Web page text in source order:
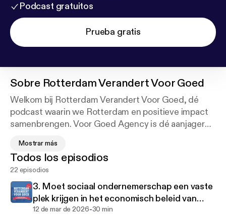
Podcast gratuitos
Prueba gratis
Sobre Rotterdam Verandert Voor Goed
Welkom bij Rotterdam Verandert Voor Goed, dé
podcast waarin we Rotterdam en positieve impact
samenbrengen. Voor Goed Agency is dé aanjager
dit jaar haar 5-jarig bestaan. Deze podcast is een
kadootje aan de stad, zodat iedereen kan bijdragen
aan een mooie en sociale stad waarin iedereen
volwaardig mee kan doen. In elke aflevering gaan
we in gesprek met inspirerende ondernemers,
experts en pioniers die elk vanuit een ander
Mostrar más
Todos los episodios
22 episodios
3. Moet sociaal ondernemerschap een vaste
plek krijgen in het economisch beleid van
Rotterdam?
12 de mar de 2026-30 min